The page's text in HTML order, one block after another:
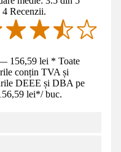
4 Recenzii.
156,59 lei * Toate
conțin TVA și
DEEE și DBA pe
lei*/ buc.